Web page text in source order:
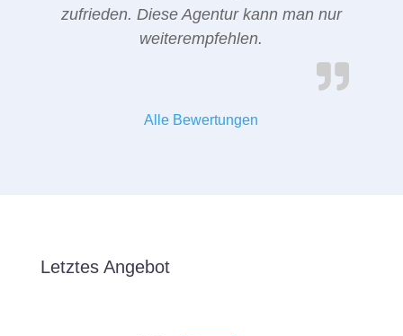
zufrieden. Diese Agentur kann man nur
weiterempfehlen.
Alle Bewertungen
Letztes Angebot